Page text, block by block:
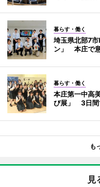
暮らす・働く
埼玉県北部7
ン」 本庄で
暮らす・働く
本庄第一中高
び展」 3日間
も
見